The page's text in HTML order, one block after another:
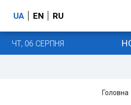
UA EN RU
ЧТ, 06 СЕРПНЯ
Головна